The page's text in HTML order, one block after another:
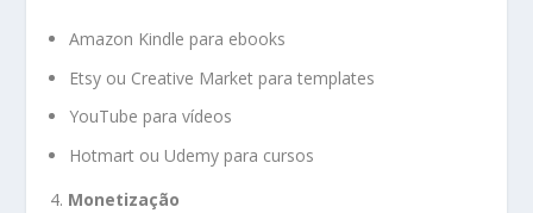
Amazon Kindle para ebooks
Etsy ou Creative Market para templates
YouTube para vídeos
Hotmart ou Udemy para cursos
4. Monetização